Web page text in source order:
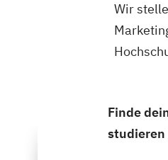
Wir
Finde